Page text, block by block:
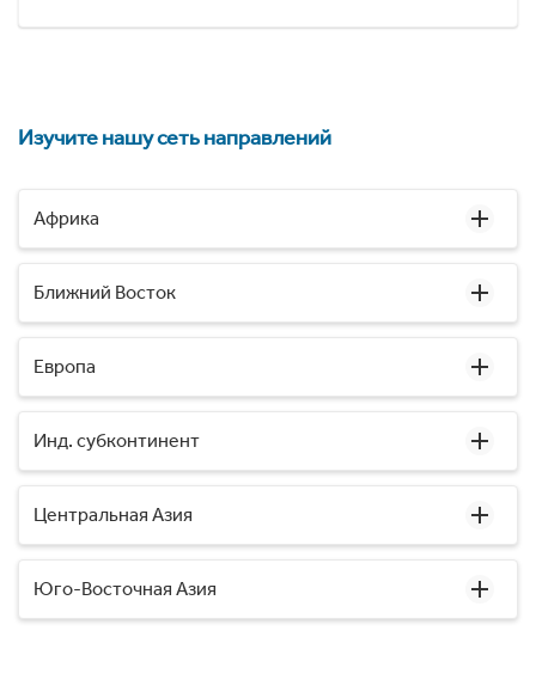
Изучите нашу сеть направлений
Африка
Ближний Восток
Европа
Инд. субконтинент
Центральная Азия
Юго-Восточная Азия